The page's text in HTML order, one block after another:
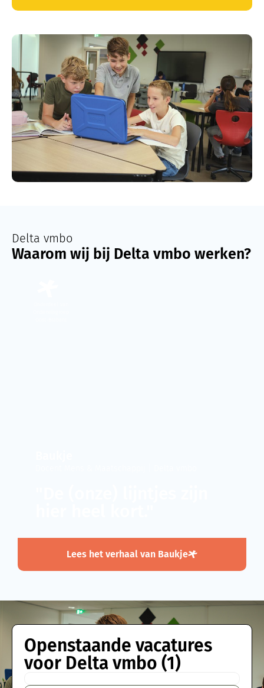
Delta vmbo
Waarom wij bij Delta vmbo werken?
Lees het verhaal van Baukje
Openstaande vacatures
voor Delta vmbo (1)